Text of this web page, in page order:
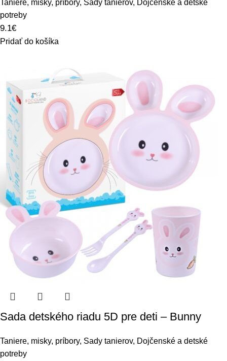
Taniere, misky, príbory, Sady tanierov, Dojčenské a detské
potreby
9.1€
Pridať do košíka
Sada detského riadu 5D pre deti – Bunny
Taniere, misky, príbory, Sady tanierov, Dojčenské a detské
potreby